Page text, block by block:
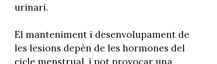
urinari.
El manteniment i desenvolupament de
les lesions depèn de les hormones del
cicle menstrual, i pot provocar una